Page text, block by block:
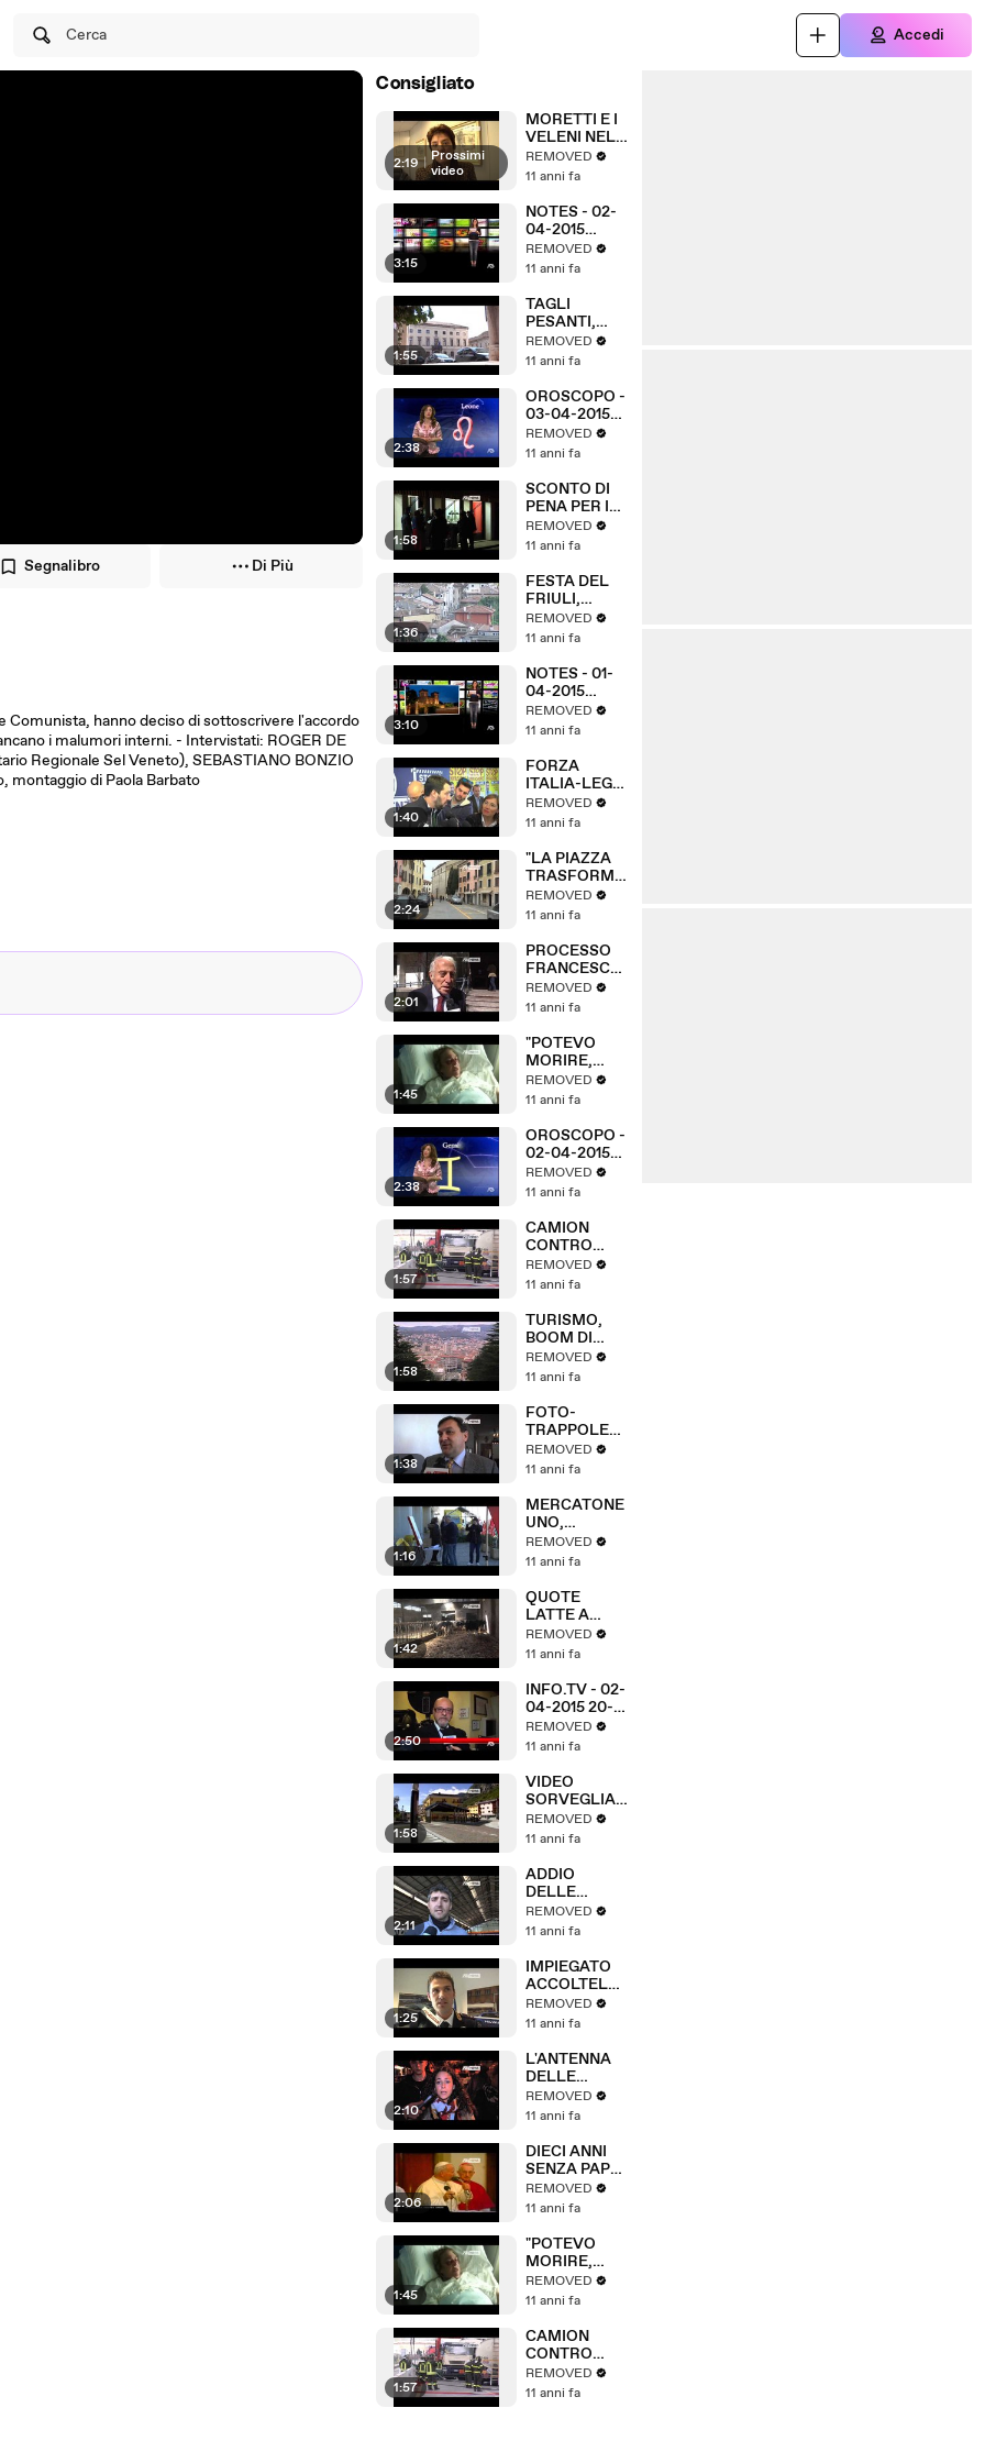
Cerca Accedi
Segnalibro Di Più
Comunista, hanno deciso di sottoscrivere l'accordo
i malumori interni. - Intervistati: ROGER DE
Regionale Sel Veneto), SEBASTIANO BONZIO
montaggio di Paola Barbato
Consigliato
2:19 | Prossimi
video
MORETTI E I
VELENI NEL
PD
REMOVED
11 anni fa
3:15
NOTES - 02-
04-2015
(A3Replay)
REMOVED
11 anni fa
1:55
TAGLI
PESANTI,
PROVINCIA
SUL
REMOVED
11 anni fa
2:38
OROSCOPO -
03-04-2015
(A3Replay)
REMOVED
11 anni fa
1:58
SCONTO DI
PENA PER I
BANDITI
REMOVED
11 anni fa
1:36
FESTA DEL
FRIULI,
TRIESTE SI
RIBELLA
REMOVED
11 anni fa
3:10
NOTES - 01-
04-2015
(A3Replay)
REMOVED
11 anni fa
1:40
FORZA
ITALIA-LEGA:
ACCORDO IN
DIRITTURA
REMOVED
11 anni fa
2:24
"LA PIAZZA
TRASFORMA
TA IN
PARCHEGGIO
REMOVED
11 anni fa
2:01
PROCESSO
FRANCESCHI
: NUOVA
UDIENZA SU
REMOVED
11 anni fa
1:45
"POTEVO
MORIRE,
NON LO
PERDONO"
REMOVED
11 anni fa
2:38
OROSCOPO -
02-04-2015
(A3Replay)
REMOVED
11 anni fa
1:57
CAMION
CONTRO
CISTERNA,
PERICOLO
REMOVED
11 anni fa
1:58
TURISMO,
BOOM DI
ARRIVI IN
CITTA'
REMOVED
11 anni fa
1:38
FOTO-
TRAPPOLE
CONTRO IL
DEGRADO IN
REMOVED
11 anni fa
1:16
MERCATONE
UNO,
FUMATA
NERA AL
REMOVED
11 anni fa
1:42
QUOTE
LATTE A
QUOTA ZERO
REMOVED
11 anni fa
2:50
INFO.TV - 02-
04-2015 20-
02 (A3Replay)
REMOVED
11 anni fa
1:58
VIDEO
SORVEGLIAN
ZA DA
RECORD
REMOVED
11 anni fa
2:11
ADDIO
DELLE
QUOTE
LATTE, A
CHIUSURA
TANTE
AZIENDE
REMOVED
11 anni fa
1:25
IMPIEGATO
ACCOLTELLA
TO: PAURA IN
CENTRO
REMOVED
11 anni fa
2:10
L'ANTENNA
DELLE
POLEMICHE
REMOVED
11 anni fa
2:06
DIECI ANNI
SENZA PAPA
WOJTYLA
REMOVED
11 anni fa
1:45
"POTEVO
MORIRE,
NON LO
PERDONO"
REMOVED
11 anni fa
1:57
CAMION
CONTRO
CISTERNA,
PERICOLO
REMOVED
11 anni fa